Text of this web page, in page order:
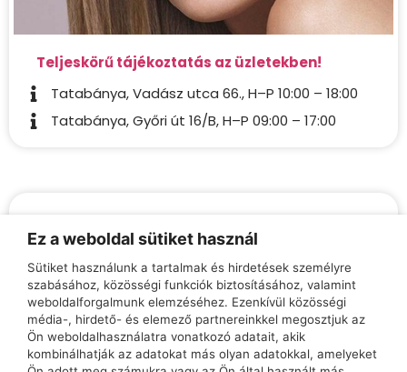
Teljeskörű tájékoztatás az üzletekben!
Tatabánya, Vadász utca 66., H–P 10:00 – 18:00
Tatabánya, Győri út 16/B, H–P 09:00 – 17:00
Ha szemüvegesek vagyunk, és nem szeretnénk
kontaktlencsét hordani abban a sportágban
vagy szabadidős tevékenységben amit űzünk,
választhatjuk a variálható, flexibilis
sportszemüvegeket
Sportszemüvegek
Ez a weboldal sütiket használ
Sütiket használunk a tartalmak és hirdetések személyre
szabásához, közösségi funkciók biztosításához, valamint
weboldalforgalmunk elemzéséhez. Ezenkívül közösségi
média-, hirdető- és elemező partnereinkkel megosztjuk az
Ön weboldalhasználatra vonatkozó adatait, akik
kombinálhatják az adatokat más olyan adatokkal, amelyeket